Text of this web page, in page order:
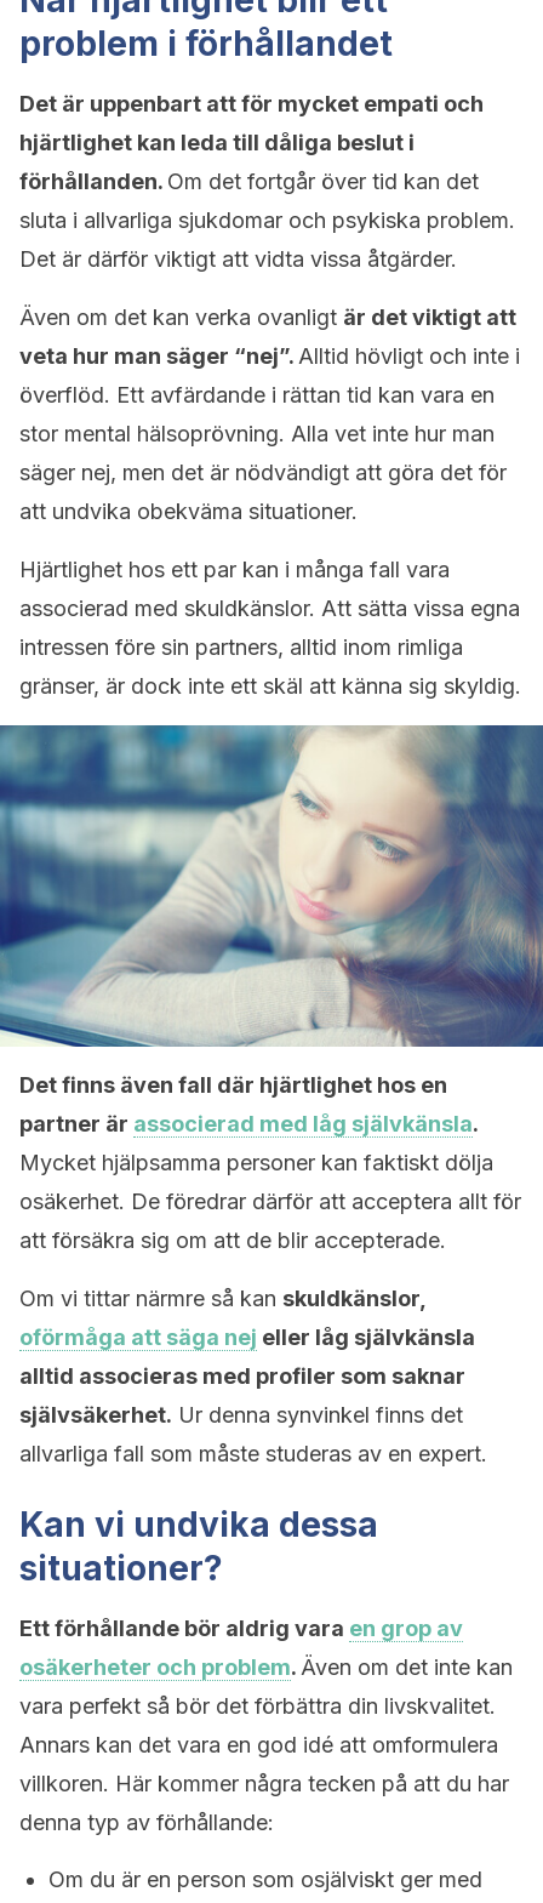
problem i förhållandet
Det är uppenbart att för mycket empati och
hjärtlighet kan leda till dåliga beslut i
förhållanden. Om det fortgår över tid kan det
sluta i allvarliga sjukdomar och psykiska problem.
Det är därför viktigt att vidta vissa åtgärder.
Även om det kan verka ovanligt är det viktigt att
veta hur man säger “nej”. Alltid hövligt och inte i
överflöd. Ett avfärdande i rättan tid kan vara en
stor mental hälsoprövning. Alla vet inte hur man
säger nej, men det är nödvändigt att göra det för
att undvika obekväma situationer.
Hjärtlighet hos ett par kan i många fall vara
associerad med skuldkänslor. Att sätta vissa egna
intressen före sin partners, alltid inom rimliga
gränser, är dock inte ett skäl att känna sig skyldig.
Det finns även fall där hjärtlighet hos en
partner är associerad med låg självkänsla.
Mycket hjälpsamma personer kan faktiskt dölja
osäkerhet. De föredrar därför att acceptera allt för
att försäkra sig om att de blir accepterade.
Om vi tittar närmre så kan skuldkänslor,
oförmåga att säga nej eller låg självkänsla
alltid associeras med profiler som saknar
självsäkerhet. Ur denna synvinkel finns det
allvarliga fall som måste studeras av en expert.
Kan vi undvika dessa
situationer?
Ett förhållande bör aldrig vara en grop av
osäkerheter och problem. Även om det inte kan
vara perfekt så bör det förbättra din livskvalitet.
Annars kan det vara en god idé att omformulera
villkoren. Här kommer några tecken på att du har
denna typ av förhållande:
Om du är en person som osjälviskt ger med